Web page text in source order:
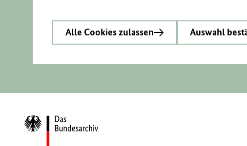
Alle Cookies zulassen Auswahl
Zur
Startseite